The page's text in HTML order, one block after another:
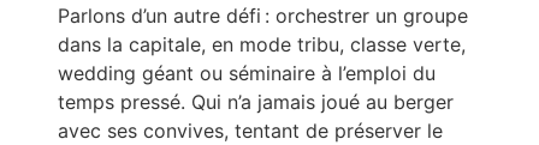
Parlons d’un autre défi : orchestrer un groupe
dans la capitale, en mode tribu, classe verte,
wedding géant ou séminaire à l’emploi du
temps pressé. Qui n’a jamais joué au berger
avec ses convives, tentant de préserver le